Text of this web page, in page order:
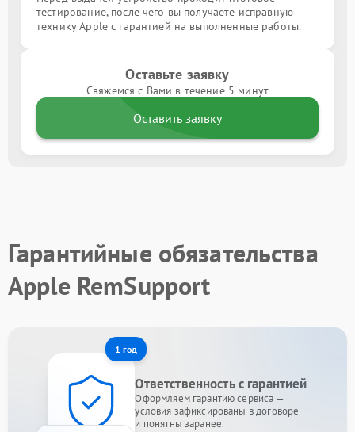
тестирование, после чего вы получаете исправную
технику Apple с гарантией на выполненные работы.
Оставьте заявку
Свяжемся с Вами в течение 5 минут
Оставить заявку
Гарантийные обязательства
Apple RemSupport
1 год
Ответственность с гарантией
Оформляем гарантию сервиса —
условия зафиксированы в договоре
и понятны заранее.